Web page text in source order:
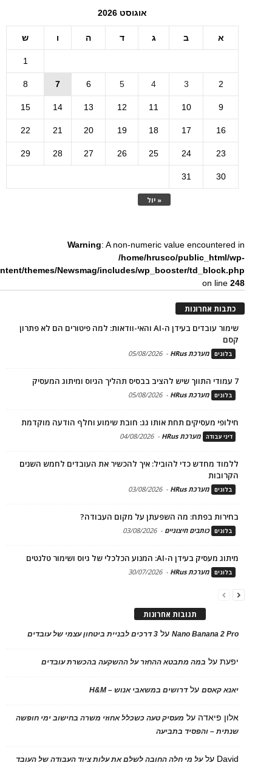
אוגוסט 2026
א ב ג ד ה ו ש
« יול
1
2
3
4
5
6
7
8
9
10
11
12
13
14
15
16
17
18
19
20
21
22
23
24
25
26
27
28
29
30
31
Warning: A non-numeric value encountered in
/home/hrusco/public_html/wp-
themes/Newsmag/includes/wp_booster/td_block.php
on line248
כתבות אחרונות
שימור עובדים בעידן ה-AI והאי-וודאות: למה פיטורים הם לא פתרון
קסם
בלוגים מערכת HRus -
05/08/2026
7 עמודי התווך שיש להציב בבסיס תהליך הגיוס ומיתוג המעסיק
בלוגים מערכת HRus -
05/08/2026
חילופי מעסיקים תחת אותו גג: חובת שימוע וחלף הודעה מוקדמת
דיני עבודה מערכת HRus -
04/08/2026
ללמוד מחדש כדי להוביל: איך להכשיר את העובדים לחמש השנים
הקרובות
בלוגים מערכת HRus -
03/08/2026
בחירות בפתח: מה השפעתן על מקום העבודה?
בלוגים כותבים חיצוניים -
03/08/2026
מיתוג מעסיק בעידן ה-AI: המנוע הכלכלי של גיוס ושימור טלנטים
בלוגים מערכת HRus -
30/07/2026
תגובות אחרונות
Nano Banana 2 Proעל 3 דרכים לבניית ביטחון עצמי של עובדים
יפעתעל במה מתבטא ההחזר על ההשקעה בהכשרת עובדים
יאנא קאסםעלדרושים במשאבי אנוש – H&M
אלון פיאדה על מעסיק טעה כשכלל אחוזי משרה בחישוב ימי חופשה
שנתית – והפסיד בתביעה
David עלעל מי חלה החובה לשלם את עלות ציוד העבודה של העובד